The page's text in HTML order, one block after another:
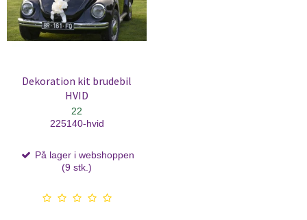
Dekoration kit brudebil
HVID
22
225140-hvid
På lager i webshoppen
(9 stk.)